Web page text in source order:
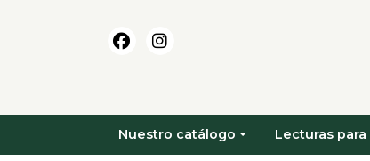
Nuestro catálogo Lecturas